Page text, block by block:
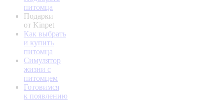
питомца
Подарки
от Kinpet
Как выбрать
и купить
питомца
Симулятор
жизни с
питомцем
Готовимся
к появлению